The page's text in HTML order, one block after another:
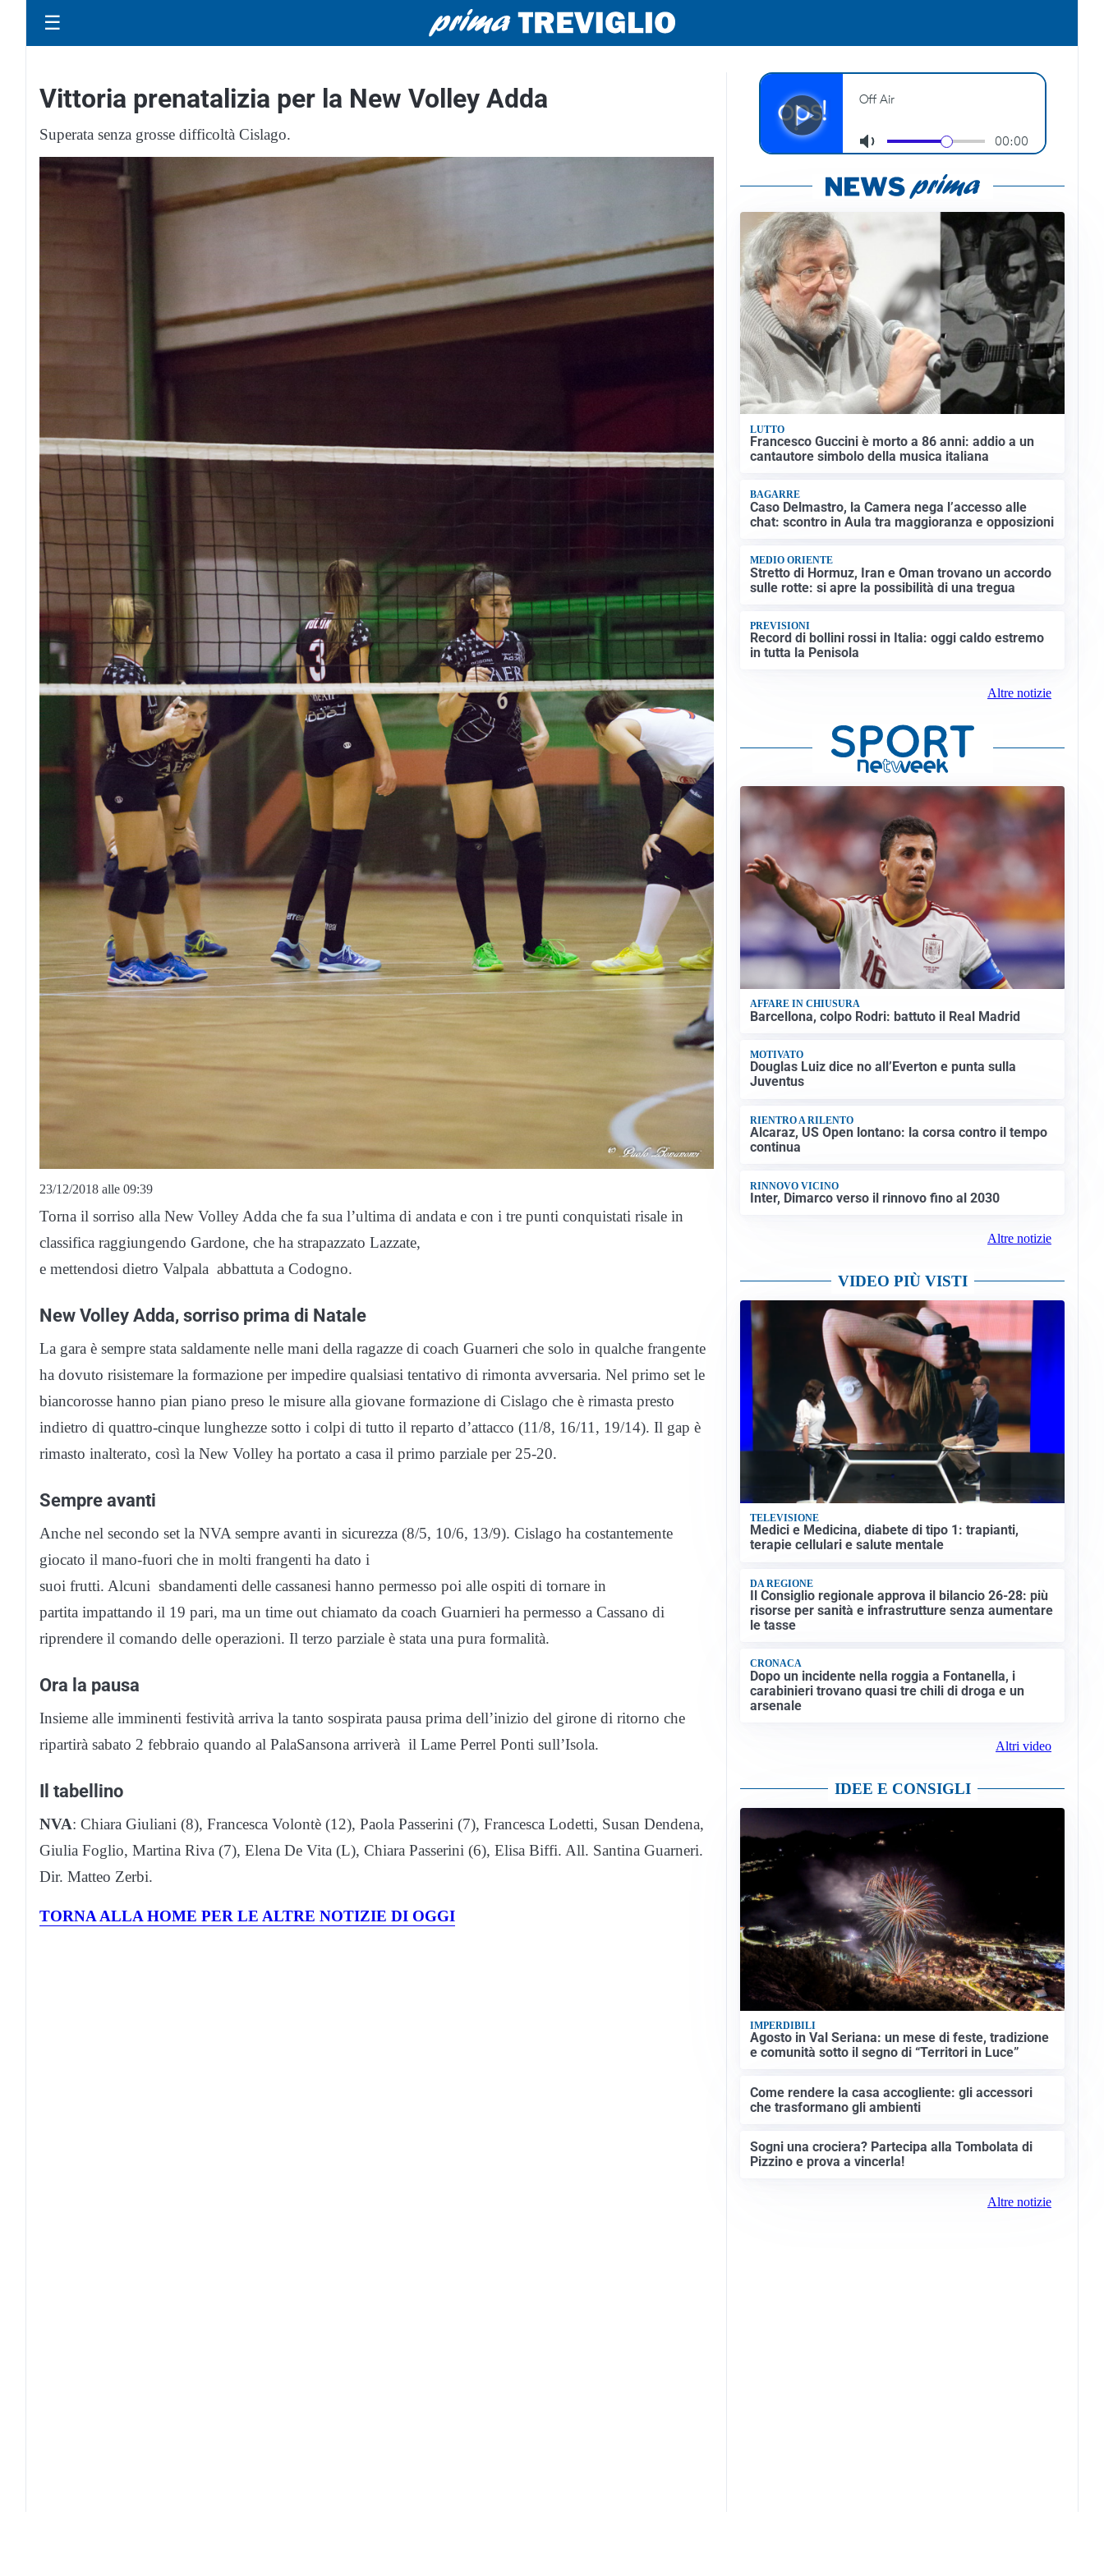
☰
Vittoria prenatalizia per la New Volley Adda
Superata senza grosse difficoltà Cislago.
23/12/2018 alle 09:39
Torna il sorriso alla New Volley Adda che fa sua l’ultima di andata e con i tre punti conquistati risale in
classifica raggiungendo Gardone, che ha strapazzato Lazzate,
e mettendosi dietro Valpala abbattuta a Codogno.
New Volley Adda, sorriso prima di Natale
La gara è sempre stata saldamente nelle mani della ragazze di coach Guarneri che solo in qualche frangente
ha dovuto risistemare la formazione per impedire qualsiasi tentativo di rimonta avversaria. Nel primo set le
biancorosse hanno pian piano preso le misure alla giovane formazione di Cislago che è rimasta presto
indietro di quattro-cinque lunghezze sotto i colpi di tutto il reparto d’attacco (11/8, 16/11, 19/14). Il gap è
rimasto inalterato, così la New Volley ha portato a casa il primo parziale per 25-20.
Sempre avanti
Anche nel secondo set la NVA sempre avanti in sicurezza (8/5, 10/6, 13/9). Cislago ha costantemente
giocato il mano-fuori che in molti frangenti ha dato i
suoi frutti. Alcuni sbandamenti delle cassanesi hanno permesso poi alle ospiti di tornare in
partita impattando il 19 pari, ma un time out chiamato da coach Guarnieri ha permesso a Cassano di
riprendere il comando delle operazioni. Il terzo parziale è stata una pura formalità.
Ora la pausa
Insieme alle imminenti festività arriva la tanto sospirata pausa prima dell’inizio del girone di ritorno che
ripartirà sabato 2 febbraio quando al PalaSansona arriverà il Lame Perrel Ponti sull’Isola.
Il tabellino
NVA: Chiara Giuliani (8), Francesca Volontè (12), Paola Passerini (7), Francesca Lodetti, Susan Dendena,
Giulia Foglio, Martina Riva (7), Elena De Vita (L), Chiara Passerini (6), Elisa Biffi. All. Santina Guarneri.
Dir. Matteo Zerbi.
TORNA ALLA HOME PER LE ALTRE NOTIZIE DI OGGI
LUTTO
Francesco Guccini è morto a 86 anni: addio a un
cantautore simbolo della musica italiana
BAGARRE
Caso Delmastro, la Camera nega l’accesso alle
chat: scontro in Aula tra maggioranza e opposizioni
MEDIO ORIENTE
Stretto di Hormuz, Iran e Oman trovano un accordo
sulle rotte: si apre la possibilità di una tregua
PREVISIONI
Record di bollini rossi in Italia: oggi caldo estremo
in tutta la Penisola
Altre notizie
AFFARE IN CHIUSURA
Barcellona, colpo Rodri: battuto il Real Madrid
MOTIVATO
Douglas Luiz dice no all’Everton e punta sulla
Juventus
RIENTRO A RILENTO
Alcaraz, US Open lontano: la corsa contro il tempo
continua
RINNOVO VICINO
Inter, Dimarco verso il rinnovo fino al 2030
Altre notizie
VIDEO PIÙ VISTI
TELEVISIONE
Medici e Medicina, diabete di tipo 1: trapianti,
terapie cellulari e salute mentale
DA REGIONE
Il Consiglio regionale approva il bilancio 26-28: più
risorse per sanità e infrastrutture senza aumentare
le tasse
CRONACA
Dopo un incidente nella roggia a Fontanella, i
carabinieri trovano quasi tre chili di droga e un
arsenale
Altri video
IDEE E CONSIGLI
IMPERDIBILI
Agosto in Val Seriana: un mese di feste, tradizione
e comunità sotto il segno di “Territori in Luce”
Come rendere la casa accogliente: gli accessori
che trasformano gli ambienti
Sogni una crociera? Partecipa alla Tombolata di
Pizzino e prova a vincerla!
Altre notizie